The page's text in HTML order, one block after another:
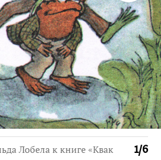
1/6
Лобела к книге «Квак